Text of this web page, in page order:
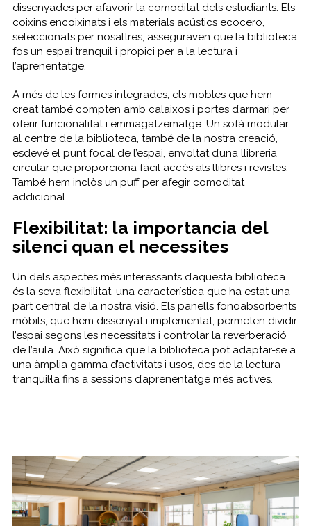
dissenyades per afavorir la comoditat dels estudiants. Els
coixins encoixinats i els materials acústics ecocero,
seleccionats per nosaltres, asseguraven que la biblioteca
fos un espai tranquil i propici per a la lectura i
l’aprenentatge.
A més de les formes integrades, els mobles que hem
creat també compten amb calaixos i portes d’armari per
oferir funcionalitat i emmagatzematge. Un sofà modular
al centre de la biblioteca, també de la nostra creació,
esdevé el punt focal de l’espai, envoltat d’una llibreria
circular que proporciona fàcil accés als llibres i revistes.
També hem inclòs un puff per afegir comoditat
addicional.
Flexibilitat: la importancia del
silenci quan el necessites
Un dels aspectes més interessants d’aquesta biblioteca
és la seva flexibilitat, una característica que ha estat una
part central de la nostra visió. Els panells fonoabsorbents
mòbils, que hem dissenyat i implementat, permeten dividir
l’espai segons les necessitats i controlar la reverberació
de l’aula. Això significa que la biblioteca pot adaptar-se a
una àmplia gamma d’activitats i usos, des de la lectura
tranquil·la fins a sessions d’aprenentatge més actives.